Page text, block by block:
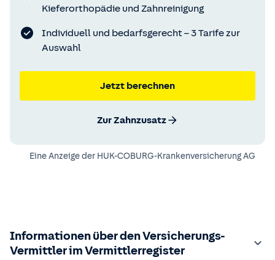
Kieferorthopädie und Zahnreinigung
Individuell und bedarfsgerecht – 3 Tarife zur
Auswahl
Jetzt berechnen
Zur Zahnzusatz
Eine Anzeige der HUK-COBURG-Krankenversicherung AG
Informationen über den Versicherungs-
Vermittler im Vermittlerregister